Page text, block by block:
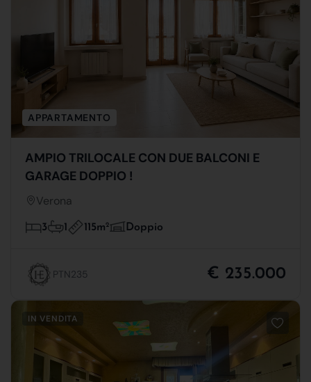
APPARTAMENTO
AMPIO TRILOCALE CON DUE BALCONI E
GARAGE DOPPIO !
Verona
3 1 115m2 Doppio
PTN235 € 235.000
IN VENDITA